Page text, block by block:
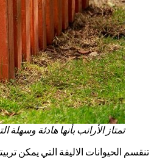
تمتاز الأرانب بأنها هادئة وسهلة
تنقسم الحيوانات الاليفة التي يمكن